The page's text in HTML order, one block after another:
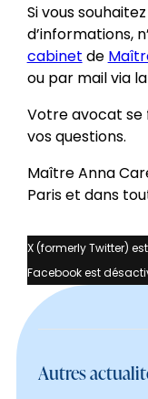
Si vous
d’informations,
cabinet de
ou par mail via
Votre avocat se
vos questions.
Maître Anna
Paris et dans
X (formerly Twitter)
Facebook est
Autres